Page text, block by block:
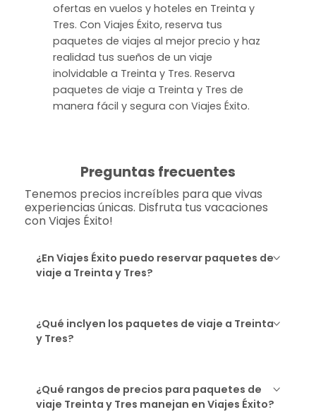
ofertas en vuelos y hoteles en Treinta y
Tres. Con Viajes Éxito, reserva tus
paquetes de viajes al mejor precio y haz
realidad tus sueños de un viaje
inolvidable a Treinta y Tres. Reserva
paquetes de viaje a Treinta y Tres de
manera fácil y segura con Viajes Éxito.
Preguntas frecuentes
Tenemos precios increíbles para que vivas
experiencias únicas. Disfruta tus vacaciones
con Viajes Éxito!
¿En Viajes Éxito puedo reservar paquetes de
viaje a Treinta y Tres?
¿Qué inclyen los paquetes de viaje a Treinta
y Tres?
¿Qué rangos de precios para paquetes de
viaje Treinta y Tres manejan en Viajes Éxito?